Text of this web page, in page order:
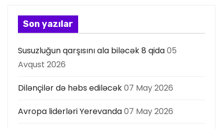
Son yazılar
Susuzluğun qarşısını ala biləcək 8 qida05
Avqust 2026
Dilənçilər də həbs ediləcək07 May 2026
Avropa liderləri Yerevanda07 May 2026